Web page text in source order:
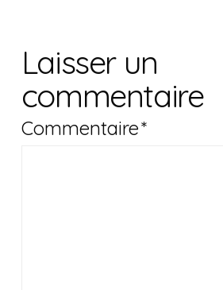
Laisser un
commentaire
Commentaire*